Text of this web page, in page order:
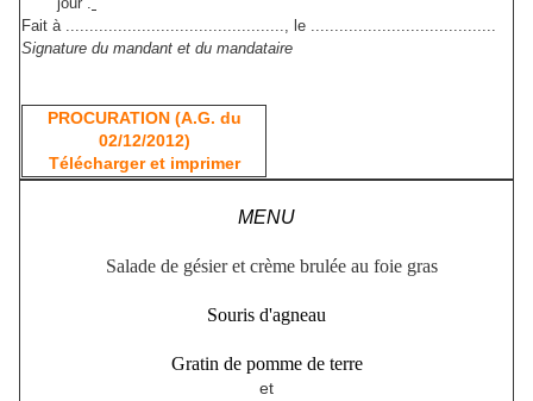
Fait à .............................................., le .......................................
Signature du mandant et du mandataire
PROCURATION (A.G. du
02/12/2012)
Télécharger et imprimer
MENU
Salade de gésier et crème brulée au foie gras
Souris d'agneau
Gratin de pomme de terre
et